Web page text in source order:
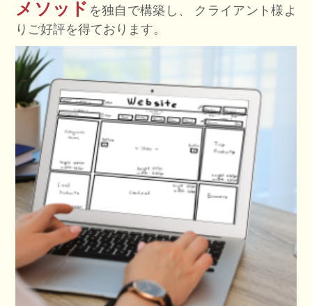
メソッド を独自で構築し、
クライアント様よ
りご好評を得ております。